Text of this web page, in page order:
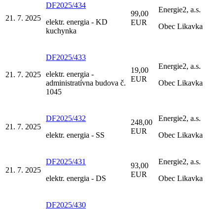
21. 7. 2025
DF2025/434
elektr. energia - KD
kuchynka
99,00
EUR
Energie2, a.s.
Obec Likavka
21. 7. 2025
DF2025/433
elektr. energia -
administratívna budova č.
1045
19,00
EUR
Energie2, a.s.
Obec Likavka
21. 7. 2025
DF2025/432
elektr. energia - SS
248,00
EUR
Energie2, a.s.
Obec Likavka
21. 7. 2025
DF2025/431
elektr. energia - DS
93,00
EUR
Energie2, a.s.
Obec Likavka
DF2025/430